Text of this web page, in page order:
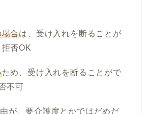
場合は、受け入れを断ることが
否OK
ため、受け入れを断ることがで
不可
が、要介護度とかではだめだ